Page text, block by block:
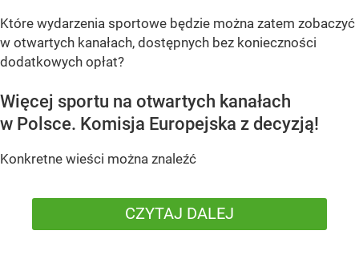
Które wydarzenia sportowe będzie można zatem zobaczyć
w otwartych kanałach, dostępnych bez konieczności
dodatkowych opłat?
Więcej sportu na otwartych kanałach
w Polsce. Komisja Europejska z decyzją!
Konkretne wieści można znaleźć
CZYTAJ DALEJ